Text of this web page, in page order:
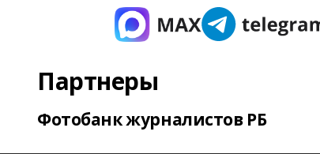
Партнеры
Фотобанк журналистов РБ